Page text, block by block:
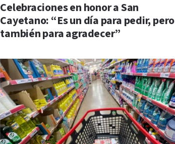
Celebraciones en honor a San
Cayetano: “Es un día para pedir, pero
también para agradecer”